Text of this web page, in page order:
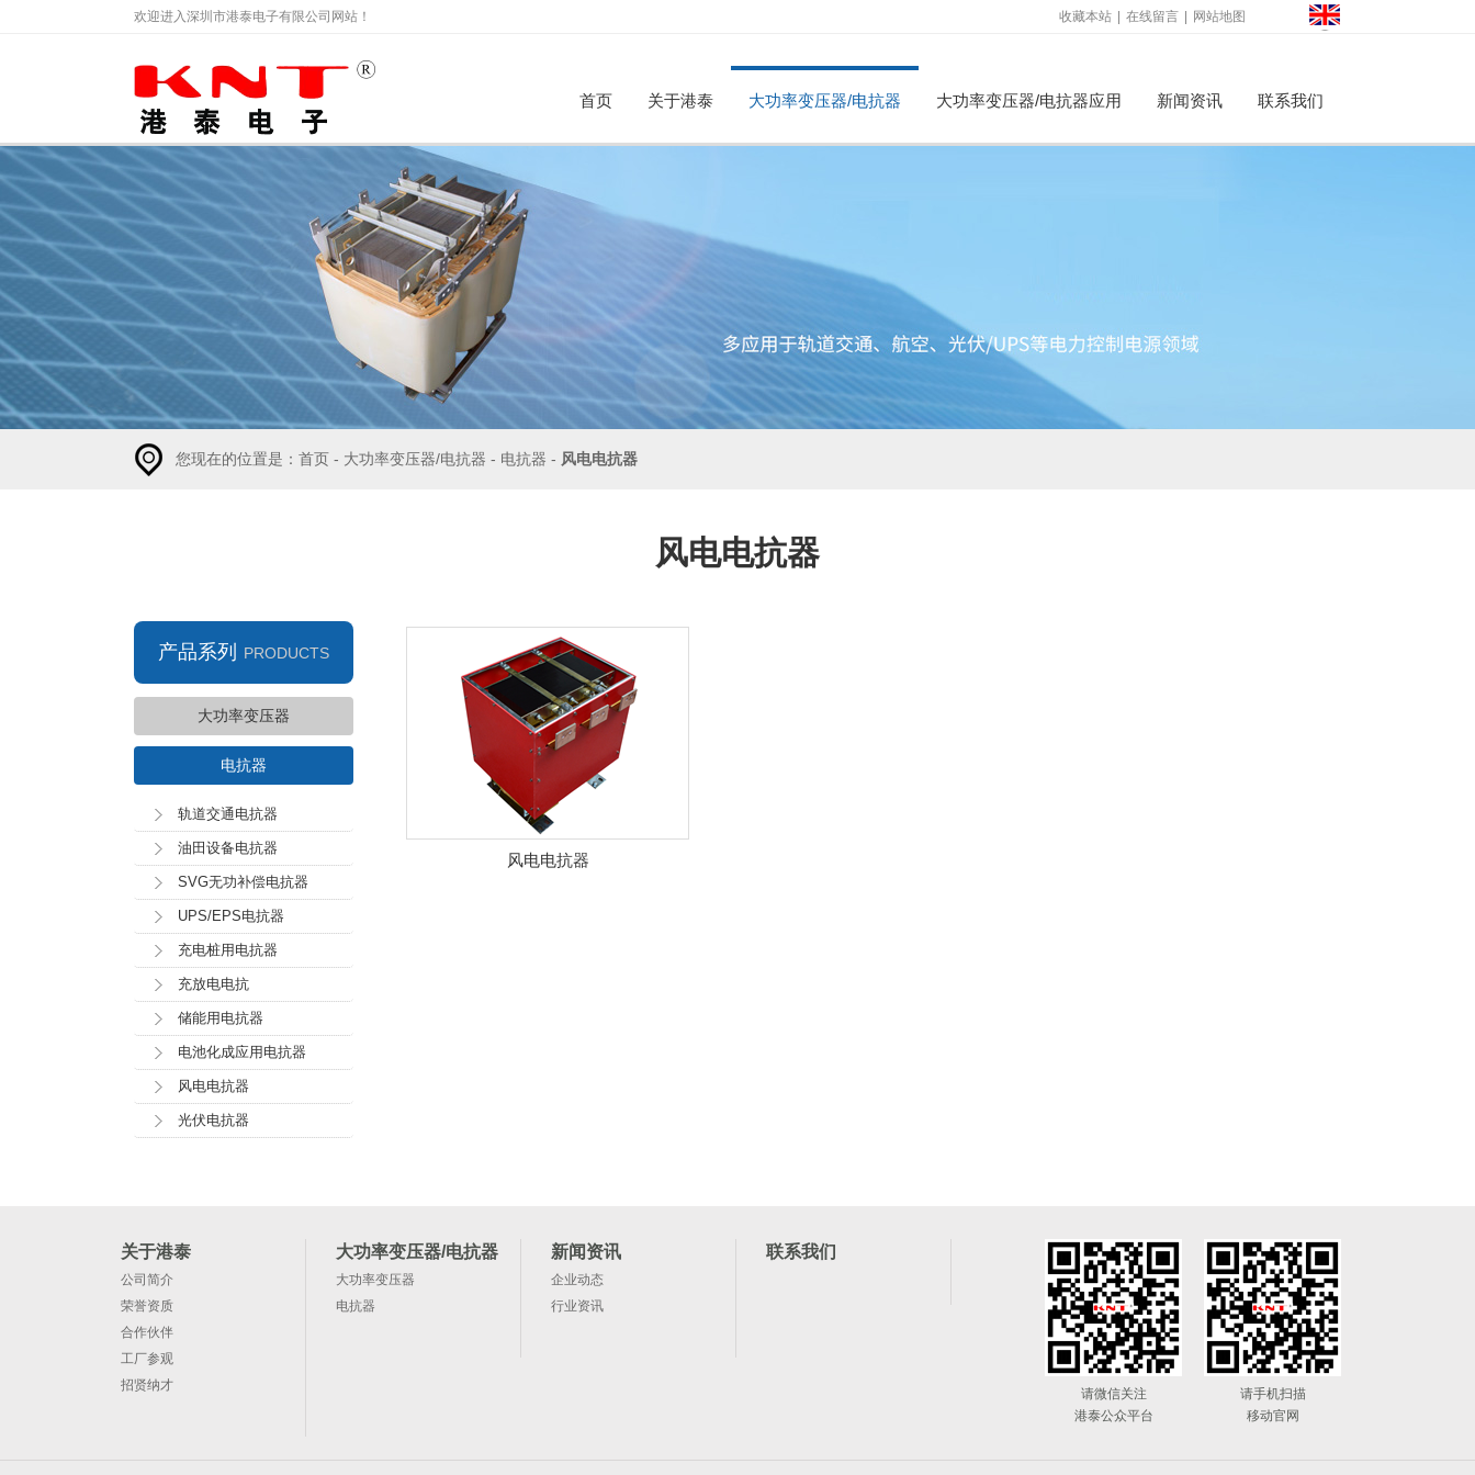
欢迎进入深圳市港泰电子有限公司网站！ 收藏本站 在线留言 网站地图
首页 关于港泰 大功率变压器/电抗器 大功率变压器/电抗器应用 新闻资讯 联系我们
公司简介
大功率变压器
您现在的位置是： 首页 - 大功率变压器/电抗器 - 电抗器 - 风电电抗器
风电电抗器
产品系列 PRODUCTS
大功率变压器
电抗器
轨道交通电抗器
油田设备电抗器
SVG无功补偿电抗器
UPS/EPS电抗器
充电桩用电抗器
充放电电抗
储能用电抗器
电池化成应用电抗器
风电电抗器
光伏电抗器
风电电抗器
关于港泰
公司简介
荣誉资质
合作伙伴
工厂参观
招贤纳才
大功率变压器/电抗器
大功率变压器
电抗器
新闻资讯
企业动态
行业资讯
联系我们
请微信关注
港泰公众平台
请手机扫描
移动官网